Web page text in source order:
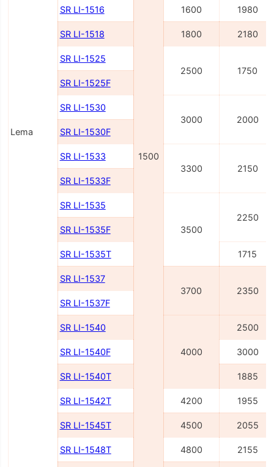
Lema
1500
SR LI-1516 1600 1980
SR LI-1518 1800 2180
SR LI-1525
2500
1750
SR LI-1525F
SR LI-1530
3000
2000
SR LI-1530F
SR LI-1533
3300
2150
SR LI-1533F
SR LI-1535
3500
2250
SR LI-1535F
SR LI-1535T 1715
SR LI-1537
3700
2350
SR LI-1537F
SR LI-1540
4000
2500
SR LI-1540F 3000
SR LI-1540Т 1885
SR LI-1542Т 4200 1955
SR LI-1545Т 4500 2055
SR LI-1548Т 4800 2155